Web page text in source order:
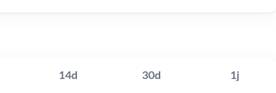
14d 30d
1j